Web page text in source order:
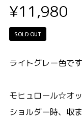
¥11,980
SOLD OUT
ライトグレー色です
モヒュロール☆オッ
ショルダー時、収